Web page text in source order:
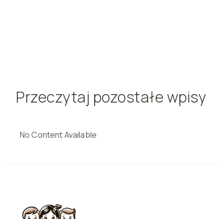
Przeczytaj pozostałe wpisy
No Content Available